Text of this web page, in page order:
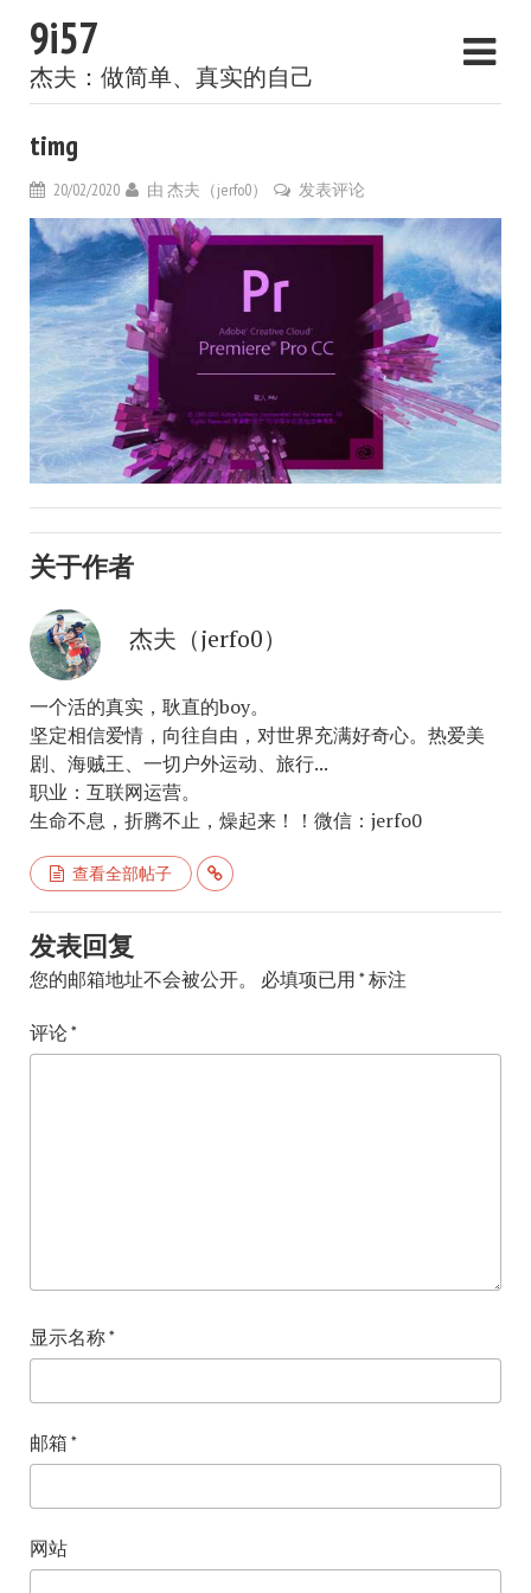
9i57
杰夫：做简单、真实的自己
timg
20/02/2020 由 杰夫（jerfo0） 发表评论
关于作者
杰夫（jerfo0）
一个活的真实，耿直的boy。
坚定相信爱情，向往自由，对世界充满好奇心。热爱美
剧、海贼王、一切户外运动、旅行...
职业：互联网运营。
生命不息，折腾不止，燥起来！！微信：jerfo0
查看全部帖子
发表回复
您的邮箱地址不会被公开。 必填项已用 *标注
评论*
显示名称*
邮箱 *
网站